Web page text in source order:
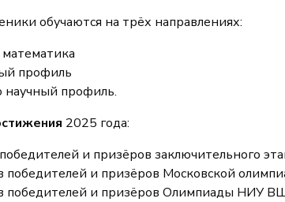
обучаются на трёх направлениях:
математика
профиль
научный профиль.
2025 года:
и призёров заключительного
победителей и призёров Московской
победителей и призёров Олимпиады НИУ